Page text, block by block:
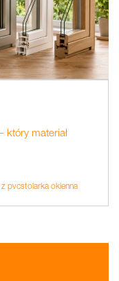
który materiał
pvcstolarka okienna